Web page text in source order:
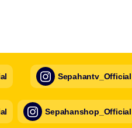
Sepahantv_Official
Sepahanshop_Official